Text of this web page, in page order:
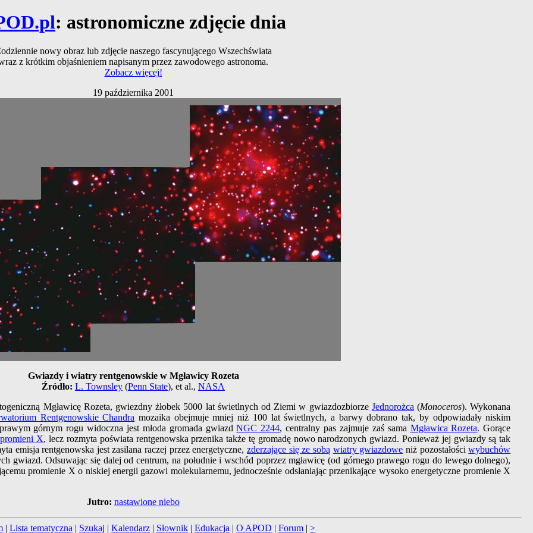
: astronomiczne zdjęcie dnia
nowy obraz lub zdjęcie naszego fascynującego Wszechświata
z krótkim objaśnieniem napisanym przez zawodowego astronoma.
Zobacz więcej!
19 października 2001
Gwiazdy i wiatry rentgenowskie w Mgławicy Rozeta
Źródło: L. Townsley (Penn State), et al., NASA
Mgławicę Rozeta, gwiezdny żłobek 5000 lat świetlnych od Ziemi w gwiazdozbiorze Jednorożca (Monoceros). Wykonana
Rentgenowskie Chandra mozaika obejmuje mniej niż 100 lat świetlnych, a barwy dobrano tak, by odpowiadały niskim
górnym rogu widoczna jest młoda gromada gwiazdNGC 2244, centralny pas zajmuje zaś sama Mgławica Rozeta. Gorące
promieni X, lecz rozmyta poświata rentgenowska przenika także tę gromadę nowo narodzonych gwiazd. Ponieważ jej gwiazdy są tak
emisja rentgenowska jest zasilana raczej przez energetyczne,zderzające się ze sobą wiatry gwiazdowe niż pozostałościwybuchów
gwiazd. Odsuwając się dalej od centrum, na południe i wschód poprzez mgławicę (od górnego prawego rogu do lewego dolnego),
promienie X o niskiej energii gazowi molekularnemu, jednocześnie odsłaniając przenikające wysoko energetyczne promienie X
Jutro: nastawione niebo
| Lista tematyczna | Szukaj | Kalendarz | Słownik | Edukacja | O APOD | Forum | >